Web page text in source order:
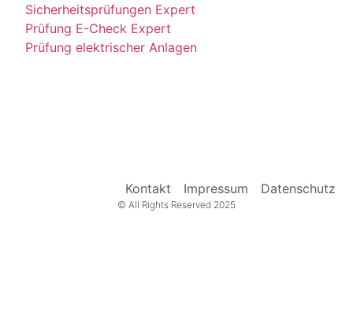
Sicherheitsprüfungen Expert
Prüfung E-Check Expert
Prüfung elektrischer Anlagen
Kontakt Impressum Datenschutz
© All Rights Reserved 2025